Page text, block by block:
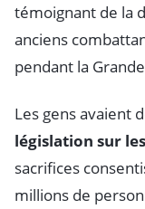
témoignant de la
anciens
pendant la
Les gens avaient
législation sur
sacrifices
millions de